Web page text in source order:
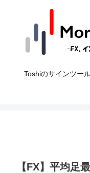
Toshiのサインツー
【FX】平均足